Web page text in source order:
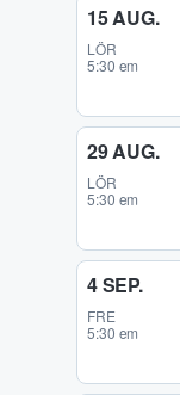
15 AUG.
LÖR
5:30 em
29 AUG.
LÖR
5:30 em
4 SEP.
FRE
5:30 em